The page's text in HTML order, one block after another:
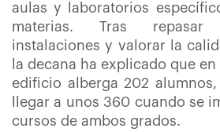
aulas y laboratorios
materias. Tras
instalaciones y valorar la
la decana ha explicado que
edificio alberga 202
llegar a unos 360 cuando se
cursos de ambos grados.